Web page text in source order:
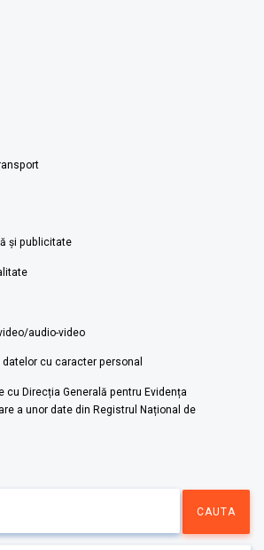
și publicitate
audio-video
cu caracter personal
cu Direcția Generală pentru Evidența
a unor date din Registrul Național de